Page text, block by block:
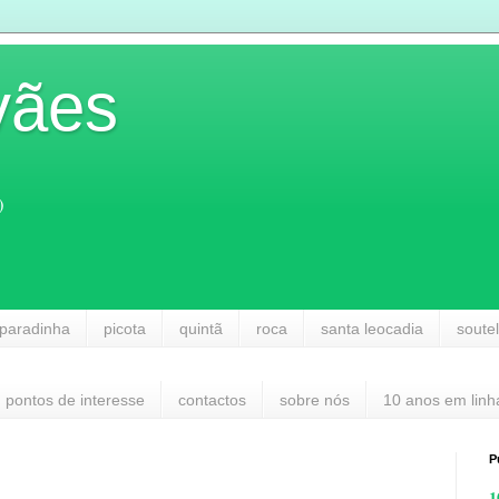
picota quintã roca santa leocadia
pontos de interesse contactos sobre nós 10 anos em